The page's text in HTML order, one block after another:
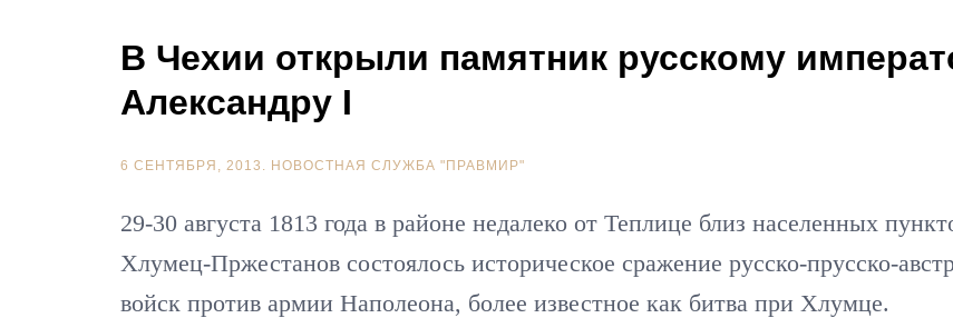
В Чехии открыли памятник русскому
Александру I
6 СЕНТЯБРЯ, 2013. НОВОСТНАЯ СЛУЖБА "ПРАВМИР"
29-30 августа 1813 года в районе недалеко от Теплице близ населенных
Хлумец-Пржестанов состоялось историческое сражение русско-прусско-
войск против армии Наполеона, более известное как битва при Хлумце.